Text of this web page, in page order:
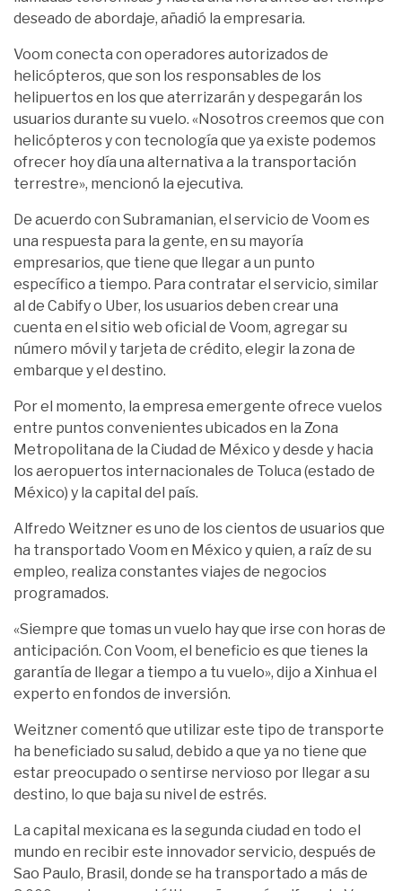
deseado de abordaje, añadió la empresaria.
Voom conecta con operadores autorizados de
helicópteros, que son los responsables de los
helipuertos en los que aterrizarán y despegarán los
usuarios durante su vuelo. «Nosotros creemos que con
helicópteros y con tecnología que ya existe podemos
ofrecer hoy día una alternativa a la transportación
terrestre», mencionó la ejecutiva.
De acuerdo con Subramanian, el servicio de Voom es
una respuesta para la gente, en su mayoría
empresarios, que tiene que llegar a un punto
específico a tiempo. Para contratar el servicio, similar
al de Cabify o Uber, los usuarios deben crear una
cuenta en el sitio web oficial de Voom, agregar su
número móvil y tarjeta de crédito, elegir la zona de
embarque y el destino.
Por el momento, la empresa emergente ofrece vuelos
entre puntos convenientes ubicados en la Zona
Metropolitana de la Ciudad de México y desde y hacia
los aeropuertos internacionales de Toluca (estado de
México) y la capital del país.
Alfredo Weitzner es uno de los cientos de usuarios que
ha transportado Voom en México y quien, a raíz de su
empleo, realiza constantes viajes de negocios
programados.
«Siempre que tomas un vuelo hay que irse con horas de
anticipación. Con Voom, el beneficio es que tienes la
garantía de llegar a tiempo a tu vuelo», dijo a Xinhua el
experto en fondos de inversión.
Weitzner comentó que utilizar este tipo de transporte
ha beneficiado su salud, debido a que ya no tiene que
estar preocupado o sentirse nervioso por llegar a su
destino, lo que baja su nivel de estrés.
La capital mexicana es la segunda ciudad en todo el
mundo en recibir este innovador servicio, después de
Sao Paulo, Brasil, donde se ha transportado a más de